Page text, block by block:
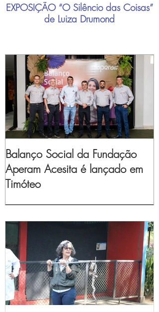
EXPOSIÇÃO “O Silêncio das Coisas”
de Luiza Drumond
Balanço Social da Fundação
Aperam Acesita é lançado em
Timóteo